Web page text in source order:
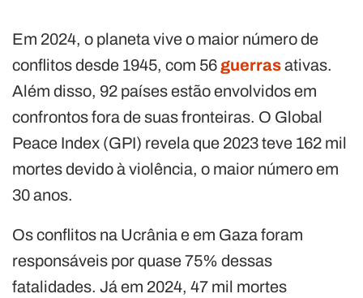
Em 2024, o planeta vive o maior número de
conflitos desde 1945, com 56 guerrasativas.
Além disso, 92 países estão envolvidos em
confrontos fora de suas fronteiras. O Global
Peace Index (GPI) revela que 2023 teve 162 mil
mortes devido à violência, o maior número em
30 anos.
Os conflitos na Ucrânia e em Gaza foram
responsáveis por quase 75% dessas
fatalidades. Já em 2024, 47 mil mortes